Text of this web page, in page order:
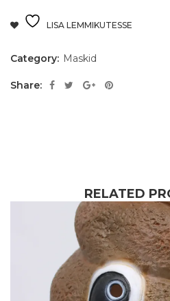
LISA LEMMIKUTESSE
Category: Maskid
Share:
RELATED